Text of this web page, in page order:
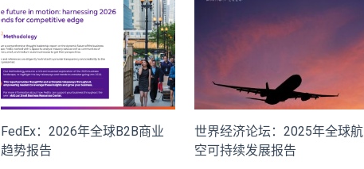
FedEx：2026年全球B2B商业
趋势报告
世界经济论坛：2025年全球航
空可持续发展报告